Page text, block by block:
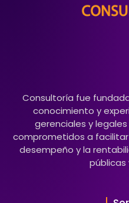
Consultoría fue
conocimiento y
gerenciales y
comprometidos a
desempeño y la
públicas